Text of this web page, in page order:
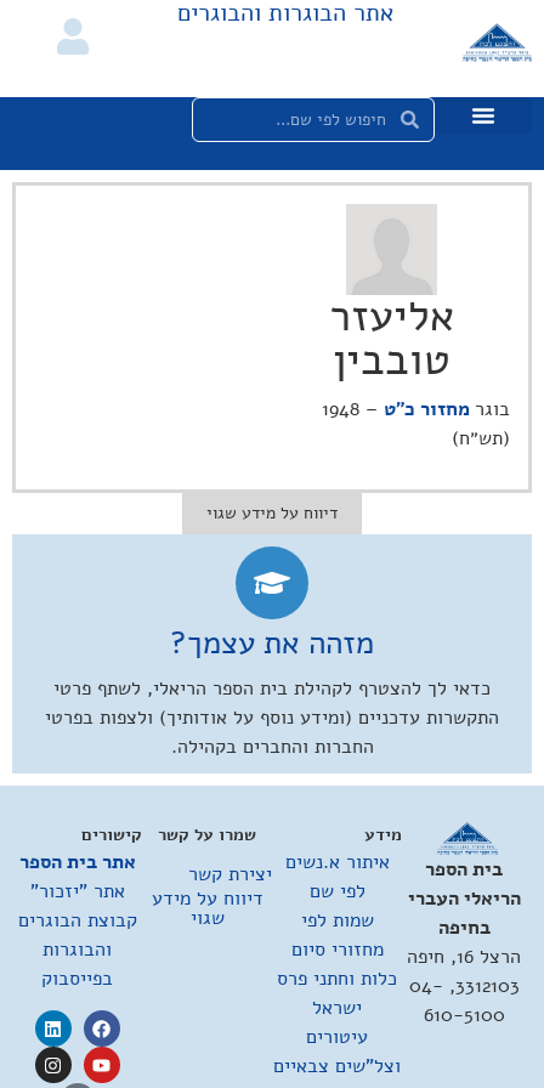
אתר הבוגרות והבוגרים
אליעזר
טובבין
בוגר מחזור כ"ט
– 1948
(תש״ח)
דיווח על מידע שגוי
מזהה את עצמך?
כדאי לך להצטרף לקהילת בית הספר הריאלי, לשתף פרטי
התקשרות עדכניים (ומידע נוסף על אודותיך) ולצפות בפרטי
החברות והחברים בקהילה.
בית הספר
הריאלי העברי
בחיפה
הרצל 16, חיפה
3312103, 04-
610-5100
מידע
איתור א.נשים
לפי שם
שמות לפי
מחזורי סיום
כלות וחתני פרס
ישראל
עיטורים
וצל"שים צבאיים
קישורים
אתר בית הספר
אתר "יזכור"
קבוצת הבוגרים
והבוגרות
בפייסבוק
שמרו על קשר
יצירת קשר
דיווח על מידע
שגוי